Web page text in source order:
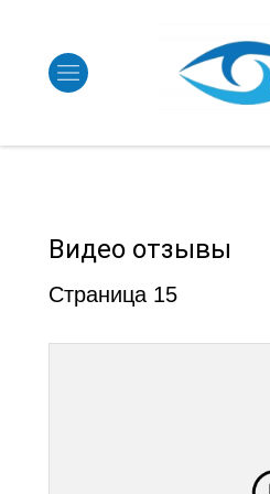
Видео отзывы
Страница 15